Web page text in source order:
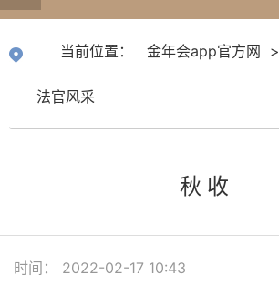
方网
当前位置： 金年会app官方网 >
法官风采
秋 收
时间： 2022-02-17 10:43